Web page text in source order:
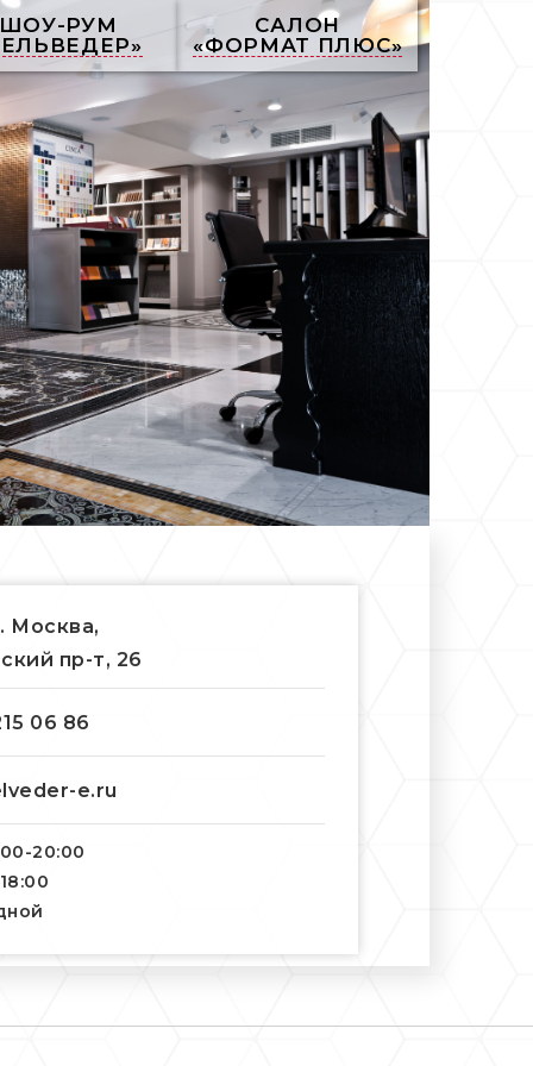
РУМ
САЛОН
«ФОРМАТ ПЛЮС»
Москва,
пр-т, 26
06 86
e.ru
20:00